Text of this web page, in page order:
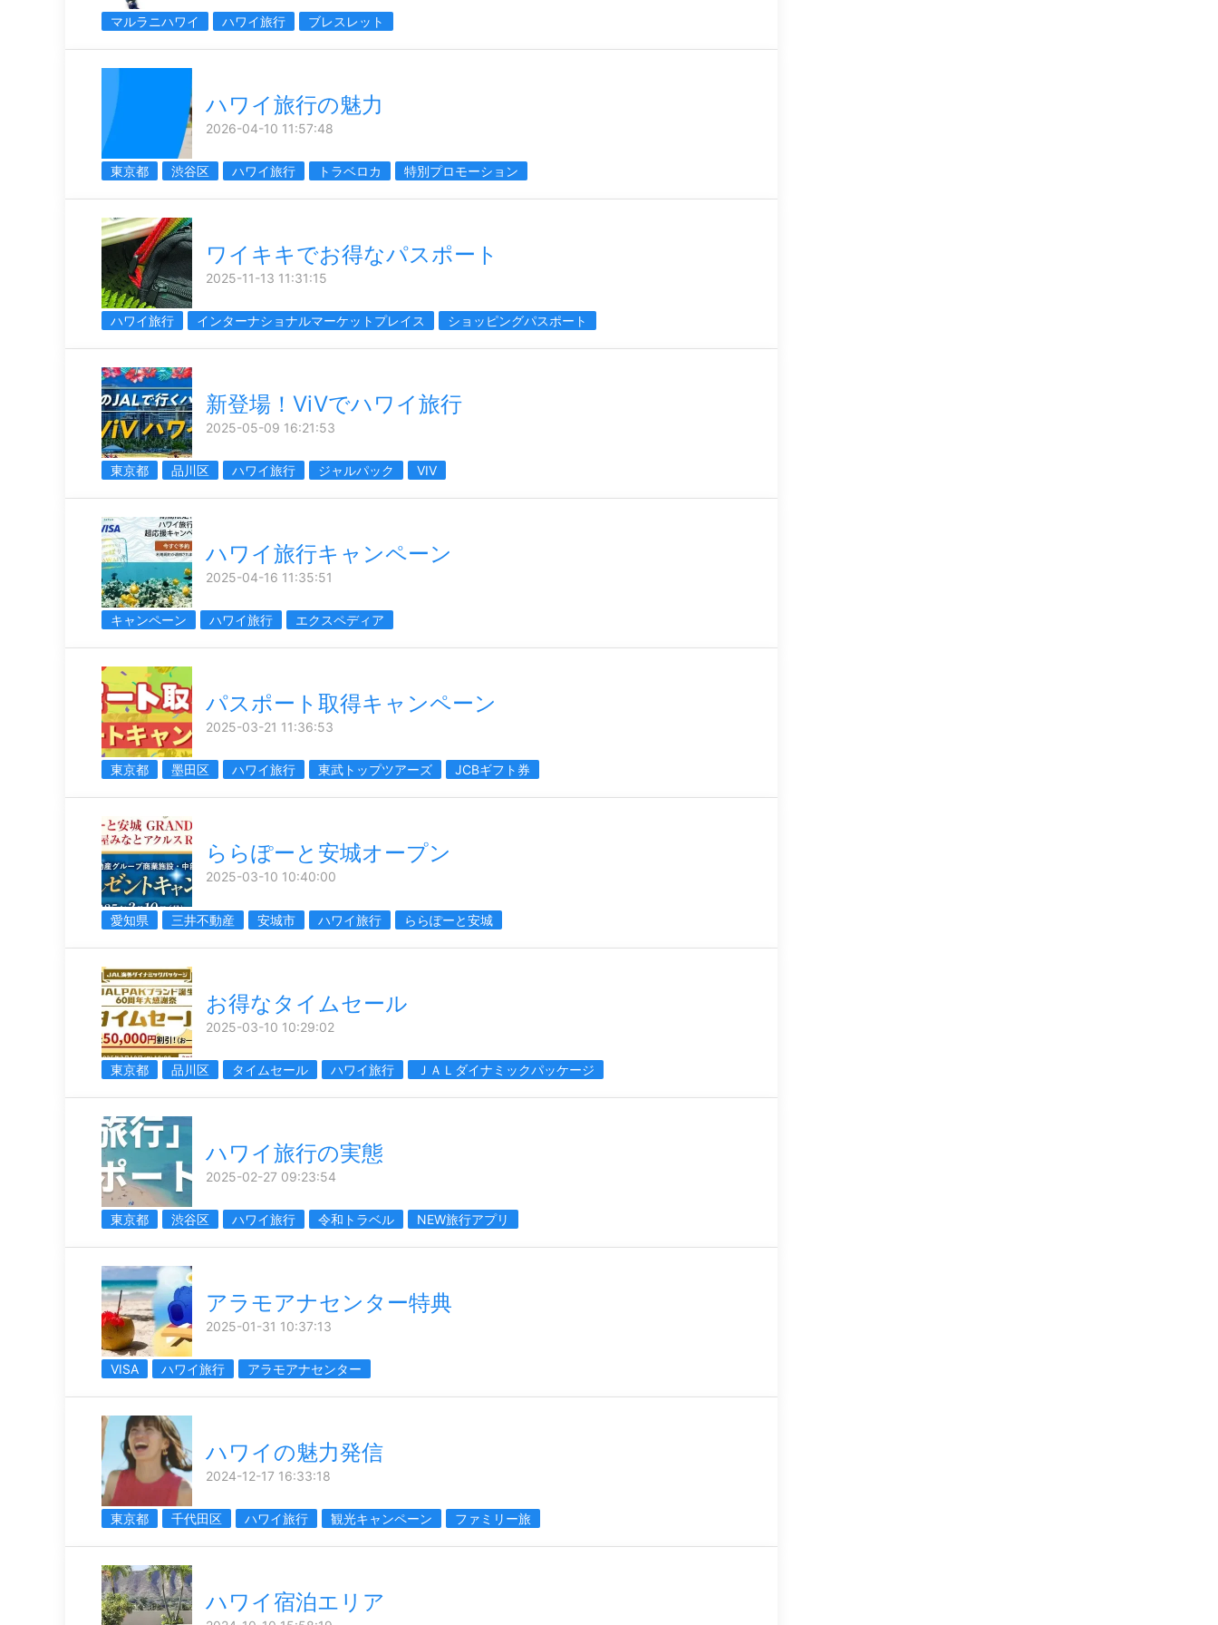
マルラニハワイ ハワイ旅行 ブレスレット
ハワイ旅行の魅力
2026-04-10 11:57:48
東京都 渋谷区 ハワイ旅行 トラベロカ 特別プロモーション
ワイキキでお得なパスポート
2025-11-13 11:31:15
ハワイ旅行 インターナショナルマーケットプレイス ショッピングパスポート
新登場！ViVでハワイ旅行
2025-05-09 16:21:53
東京都 品川区 ハワイ旅行 ジャルパック VIV
ハワイ旅行キャンペーン
2025-04-16 11:35:51
キャンペーン ハワイ旅行 エクスペディア
パスポート取得キャンペーン
2025-03-21 11:36:53
東京都 墨田区 ハワイ旅行 東武トップツアーズ JCBギフト券
ららぽーと安城オープン
2025-03-10 10:40:00
愛知県 三井不動産 安城市 ハワイ旅行 ららぽーと安城
お得なタイムセール
2025-03-10 10:29:02
東京都 品川区 タイムセール ハワイ旅行 ＪＡＬダイナミックパッケージ
ハワイ旅行の実態
2025-02-27 09:23:54
東京都 渋谷区 ハワイ旅行 令和トラベル NEW旅行アプリ
アラモアナセンター特典
2025-01-31 10:37:13
VISA ハワイ旅行 アラモアナセンター
ハワイの魅力発信
2024-12-17 16:33:18
東京都 千代田区 ハワイ旅行 観光キャンペーン ファミリー旅
ハワイ宿泊エリア